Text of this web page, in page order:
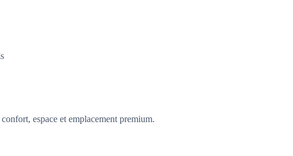
espace et emplacement premium.